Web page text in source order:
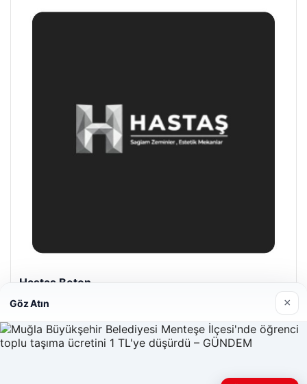
Hastaş Beton
26/05/2026
Göz Atın ×